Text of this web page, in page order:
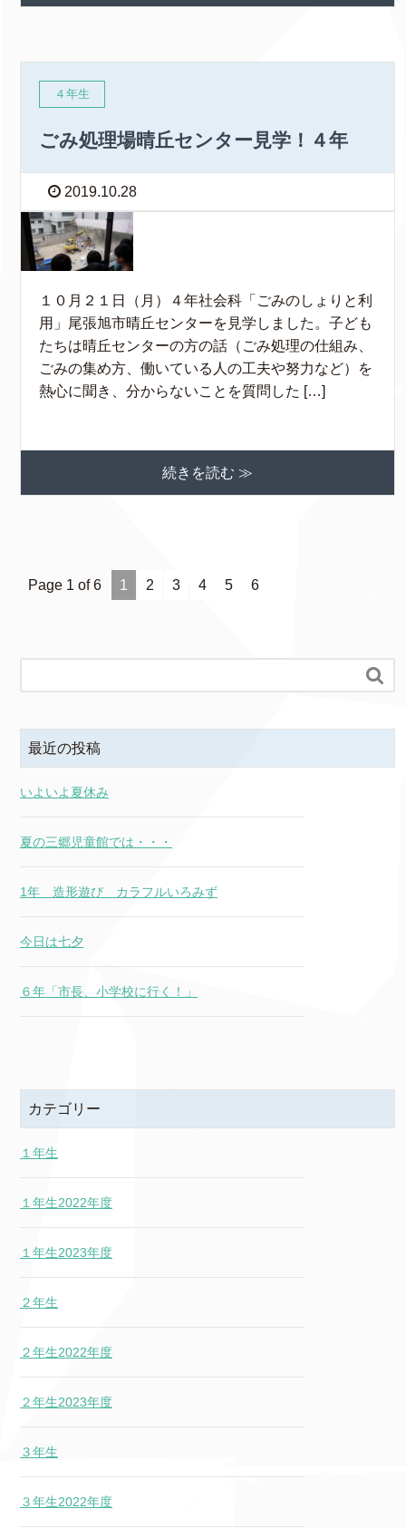
４年生
ごみ処理場晴丘センター見学！４年
2019.10.28
１０月２１日（月）４年社会科「ごみのしょりと利
用」尾張旭市晴丘センターを見学しました。子ども
たちは晴丘センターの方の話（ごみ処理の仕組み、
ごみの集め方、働いている人の工夫や努力など）を
熱心に聞き、分からないことを質問した […]
続きを読む ≫
Page 1 of 6 1 2 3 4 5 6

最近の投稿
いよいよ夏休み
夏の三郷児童館では・・・
1年 造形遊び カラフルいろみず
今日は七夕
６年「市長、小学校に行く！」
カテゴリー
１年生
１年生2022年度
１年生2023年度
２年生
２年生2022年度
２年生2023年度
３年生
３年生2022年度